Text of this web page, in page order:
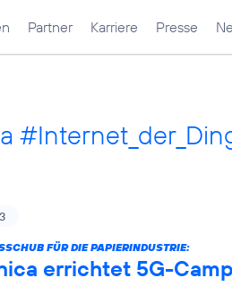
Partner Karriere Presse
FÜR DIE PAPIERINDUSTRIE:
errichtet 5G-